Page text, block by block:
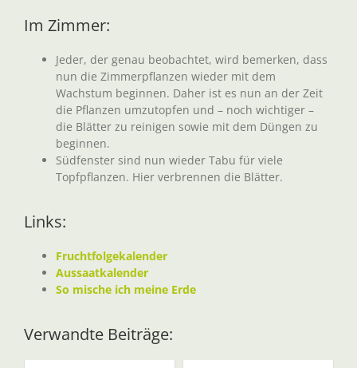
Im Zimmer:
Jeder, der genau beobachtet, wird bemerken, dass
nun die Zimmerpflanzen wieder mit dem
Wachstum beginnen. Daher ist es nun an der Zeit
die Pflanzen umzutopfen und – noch wichtiger –
die Blätter zu reinigen sowie mit dem Düngen zu
beginnen.
Südfenster sind nun wieder Tabu für viele
Topfpflanzen. Hier verbrennen die Blätter.
Links:
Fruchtfolgekalender
Aussaatkalender
So mische ich meine Erde
Verwandte Beiträge: